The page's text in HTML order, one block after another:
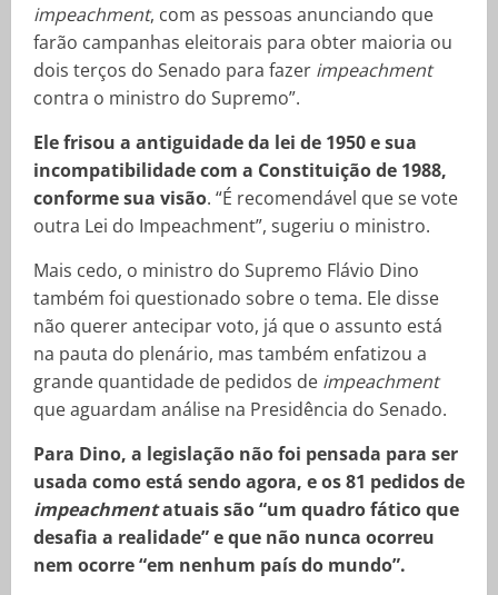
impeachment, com as pessoas anunciando que
farão campanhas eleitorais para obter maioria ou
dois terços do Senado para fazer impeachment
contra o ministro do Supremo”.
Ele frisou a antiguidade da lei de 1950 e sua
incompatibilidade com a Constituição de 1988,
conforme sua visão. “É recomendável que se vote
outra Lei do Impeachment”, sugeriu o ministro.
Mais cedo, o ministro do Supremo Flávio Dino
também foi questionado sobre o tema. Ele disse
não querer antecipar voto, já que o assunto está
na pauta do plenário, mas também enfatizou a
grande quantidade de pedidos de impeachment
que aguardam análise na Presidência do Senado.
Para Dino, a legislação não foi pensada para ser
usada como está sendo agora, e os 81 pedidos de
impeachmentatuais são “um quadro fático que
desafia a realidade” e que não nunca ocorreu
nem ocorre “em nenhum país do mundo”.